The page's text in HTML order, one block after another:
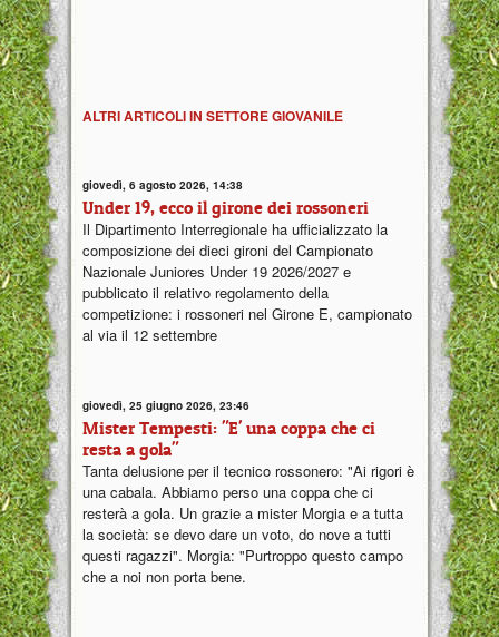
ALTRI ARTICOLI IN SETTORE GIOVANILE
giovedì, 6 agosto 2026, 14:38
Under 19, ecco il girone dei rossoneri
Il Dipartimento Interregionale ha ufficializzato la
composizione dei dieci gironi del Campionato
Nazionale Juniores Under 19 2026/2027 e
pubblicato il relativo regolamento della
competizione: i rossoneri nel Girone E, campionato
al via il 12 settembre
giovedì, 25 giugno 2026, 23:46
Mister Tempesti: "E' una coppa che ci
resta a gola"
Tanta delusione per il tecnico rossonero: "Ai rigori è
una cabala. Abbiamo perso una coppa che ci
resterà a gola. Un grazie a mister Morgia e a tutta
la società: se devo dare un voto, do nove a tutti
questi ragazzi". Morgia: "Purtroppo questo campo
che a noi non porta bene.